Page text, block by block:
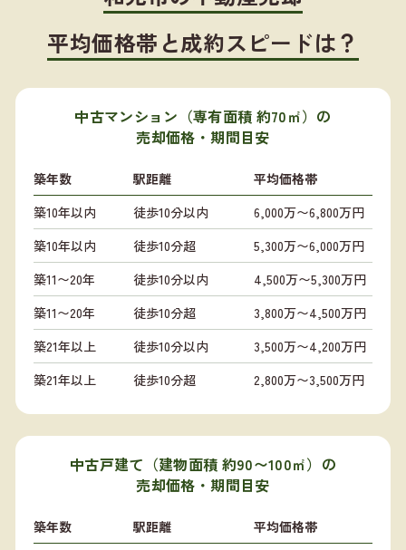
平均価格帯と成約スピードは？
中古マンション（専有面積 約70㎡）の
売却価格・期間目安
築年数 駅距離
平均価格帯
築10年以内
徒歩10分以内
6,000万〜6,800万円
築10年以内
徒歩10分超
5,300万〜6,000万円
築11〜20年
徒歩10分以内
4,500万〜5,300万円
築11〜20年
徒歩10分超
3,800万〜4,500万円
築21年以上
徒歩10分以内
3,500万〜4,200万円
築21年以上
徒歩10分超 2,800万〜3,500万円
中古戸建て（建物面積 約90〜100㎡）の
売却価格・期間目安
築年数 駅距離
平均価格帯